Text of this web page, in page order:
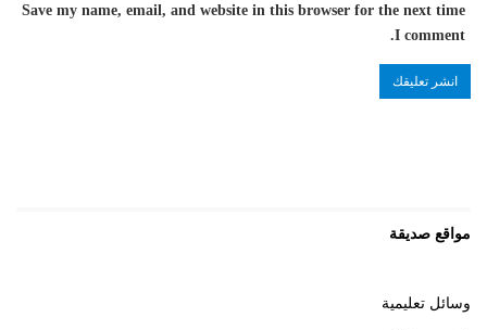
Save my name, email, and website in this browser for the next time
I comment.
مواقع صديقة
وسائل تعليمية